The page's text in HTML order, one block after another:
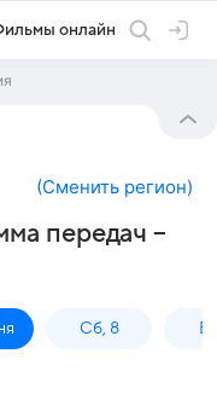
онлайн
(Сменить регион)
передач –
Сб, 8